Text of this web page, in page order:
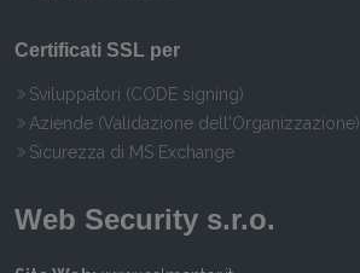
Certificati SSL per
Sviluppatori (CODE signing)
Aziende (Validazione dell'Organizzazione)
Sicurezza di MS Exchange
Web Security s.r.o.